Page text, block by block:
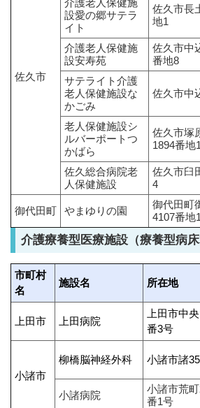
佐久市
介護老人保健施
設愛の郷サテラ
イト
佐久市長
地1
介護老人保健施
設安寿苑
佐久市中
番地8
サテライト介護
老人保健施設な
かごみ
佐久市中
老人保健施設シ
ルバーポートつ
かばら
佐久市塚
1894番地1
佐久総合病院老
人保健施設
佐久市臼
4
御代田町 やまゆりの園
御代田町
4107番地
介護療養型医療施設（療養型病床
市町村
名
施設名 所在地
上田市 上田病院
上田市中
番3号
小諸市
柳橋脳神経外科 小諸市諸
小諸病院
小諸市荒
番1号